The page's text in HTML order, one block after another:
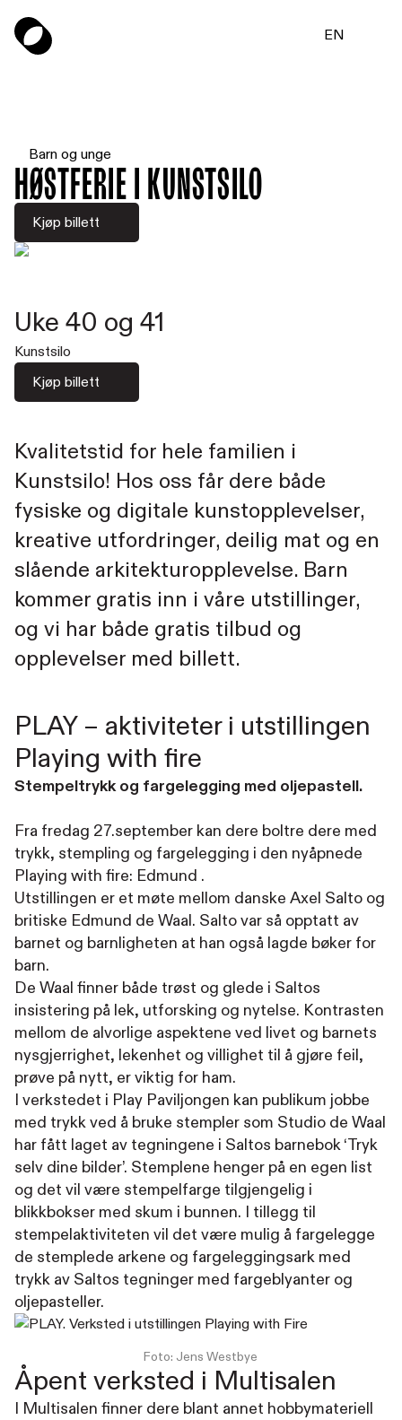
EN
Barn og unge
Høstferie i Kunstsilo
Kjøp billett
Uke 40 og 41
Kunstsilo
Kjøp billett
Kvalitetstid for hele familien i
Kunstsilo! Hos oss får dere både
fysiske og digitale kunstopplevelser,
kreative utfordringer, deilig mat og en
slående arkitekturopplevelse. Barn
kommer gratis inn i våre utstillinger,
og vi har både gratis tilbud og
opplevelser med billett.
PLAY – aktiviteter i utstillingen
Playing with fire
Stempeltrykk og fargelegging med oljepastell.
Fra fredag 27.september kan dere boltre dere med
trykk, stempling og fargelegging i den nyåpnede
Playing with fire: Edmund .
Utstillingen er et møte mellom danske Axel Salto og
britiske Edmund de Waal. Salto var så opptatt av
barnet og barnligheten at han også lagde bøker for
barn.
De Waal finner både trøst og glede i Saltos
insistering på lek, utforsking og nytelse. Kontrasten
mellom de alvorlige aspektene ved livet og barnets
nysgjerrighet, lekenhet og villighet til å gjøre feil,
prøve på nytt, er viktig for ham.
I verkstedet i Play Paviljongen kan publikum jobbe
med trykk ved å bruke stempler som Studio de Waal
har fått laget av tegningene i Saltos barnebok ‘Tryk
selv dine bilder’. Stemplene henger på en egen list
og det vil være stempelfarge tilgjengelig i
blikkbokser med skum i bunnen. I tillegg til
stempelaktiviteten vil det være mulig å fargelegge
de stemplede arkene og fargeleggingsark med
trykk av Saltos tegninger med fargeblyanter og
oljepasteller.
Foto: Jens Westbye
Åpent verksted i Multisalen
I Multisalen finner dere blant annet hobbymateriell